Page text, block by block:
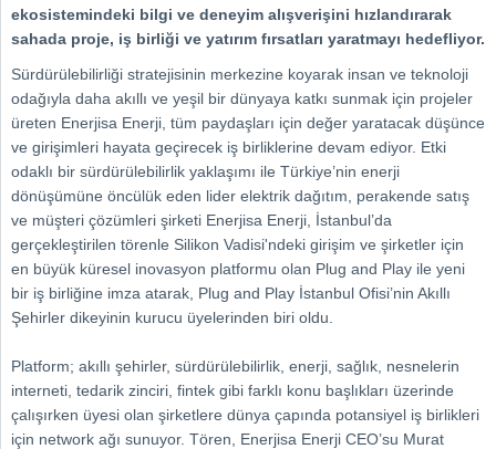
ekosistemindeki bilgi ve deneyim alışverişini hızlandırarak
sahada proje, iş birliği ve yatırım fırsatları yaratmayı hedefliyor.
Sürdürülebilirliği stratejisinin merkezine koyarak insan ve teknoloji
odağıyla daha akıllı ve yeşil bir dünyaya katkı sunmak için projeler
üreten Enerjisa Enerji, tüm paydaşları için değer yaratacak düşünce
ve girişimleri hayata geçirecek iş birliklerine devam ediyor. Etki
odaklı bir sürdürülebilirlik yaklaşımı ile Türkiye’nin enerji
dönüşümüne öncülük eden lider elektrik dağıtım, perakende satış
ve müşteri çözümleri şirketi Enerjisa Enerji, İstanbul’da
gerçekleştirilen törenle Silikon Vadisi'ndeki girişim ve şirketler için
en büyük küresel inovasyon platformu olan Plug and Play ile yeni
bir iş birliğine imza atarak, Plug and Play İstanbul Ofisi’nin Akıllı
Şehirler dikeyinin kurucu üyelerinden biri oldu.
Platform; akıllı şehirler, sürdürülebilirlik, enerji, sağlık, nesnelerin
interneti, tedarik zinciri, fintek gibi farklı konu başlıkları üzerinde
çalışırken üyesi olan şirketlere dünya çapında potansiyel iş birlikleri
için network ağı sunuyor. Tören, Enerjisa Enerji CEO’su Murat